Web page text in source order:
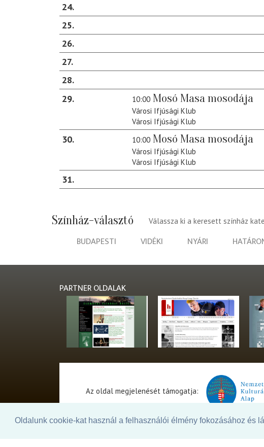
Oldalunk cookie-kat használ a felhasználói élmény fokozásához és
24
25
26
27
28
29
10:00 Mosó Masa mosodája
Városi Ifjúsági Klub
Városi Ifjúsági Klub
30 10:00 Mosó Masa mosodája
Városi Ifjúsági Klub
Városi Ifjúsági Klub
31
Színház-választó Válassza ki a keresett színház
BUDAPESTI VIDÉKI NYÁRI
PARTNER OLDALAK
Az oldal megjelenését támogatja: